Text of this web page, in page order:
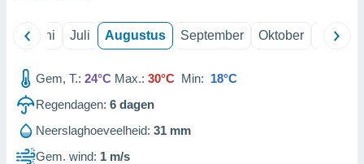
Juni Juli Augustus September Oktober
Gem, T.: 24°C Max.: 30°C Min: 18°C
Regendagen: 6 dagen
Neerslaghoeveelheid: 31 mm
Gem. wind: 1 m/s